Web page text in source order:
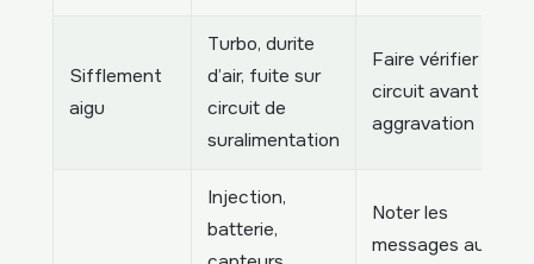
Sifflement
aigu
Turbo, durite
d’air, fuite sur
circuit de
suralimentation
Faire vérifier le
circuit avant
aggravation
Injection,
batterie,
Noter les
messages au